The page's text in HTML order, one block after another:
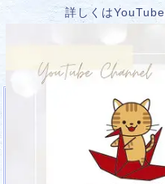
詳しくは